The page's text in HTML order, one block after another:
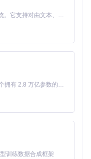
系统架构并优化模型存
型（约300MB），
译
整语言库建议预留5G
题？
MiniMax H3 是一个通用的全模态生成系统。它支持对由文本、图像、视频和音频组成的多模态上下文进行统一理解，并能生成分辨率高达 2K、时长可达 15 秒的带原生立体声音频的视频。得益于面向任务泛化的系统设计，H3 在预训练阶段就已具备广泛的多模态上下文理解与生成能力，能够出色地执行复杂的多模态指令。
Kimi K3 是Kimi能力最强的模型：这是一个拥有 2.8 万亿参数的混合专家（MoE）模型，具备原生视觉理解能力，并支持 100 万 token 的上下文窗口。
训练数据合成框架